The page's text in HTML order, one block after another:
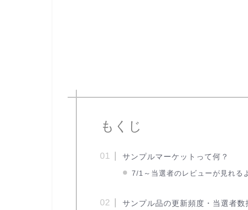
もくじ
サンプルマーケットって何？
7/1～当選者のレビューが見れる
サンプル品の更新頻度・当選者数